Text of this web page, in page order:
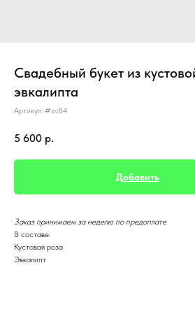
Свадебный букет из
эвкалипта
Артикул: #svВ4
5 600 р.
Добавить
Заказ принимаем за неделю по предоплате
В составе:
Кустовая роза
Эвкалипт